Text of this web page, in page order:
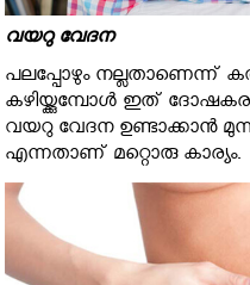
വയറു വേദന
പലപ്പോഴും നല്ലതാണെന്ന്
കഴിയ്ക്കുമ്പോള്‍ ഇത്
വയറു വേദന ഉണ്ടാക്കാന്‍
എന്നതാണ് മറ്റൊരു കാര്യം.